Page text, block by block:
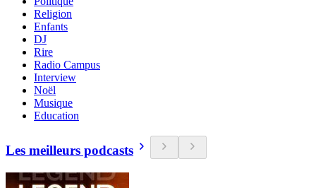
Religion
Enfants
DJ
Rire
Radio Campus
Interview
Noël
Musique
Education
Les meilleurs podcasts